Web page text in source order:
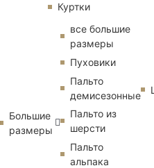
Куртки
Большие
размеры
все большие
размеры
Пуховики
Пальто
демисезонные
Пальто из
шерсти
Пальто
альпака